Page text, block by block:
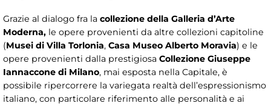
Grazie al dialogo fra la collezione della Galleria d’Arte
Moderna, le opere provenienti da altre collezioni capitoline
(Musei di Villa Torlonia, Casa Museo Alberto Moravia) e le
opere provenienti dalla prestigiosa Collezione Giuseppe
Iannaccone di Milano, mai esposta nella Capitale, è
possibile ripercorrere la variegata realtà dell’espressionismo
italiano, con particolare riferimento alle personalità e ai